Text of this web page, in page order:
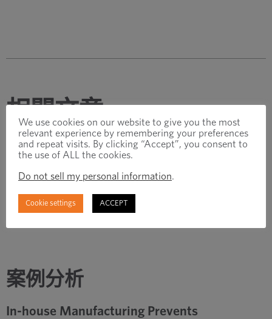
相關文章
案例分析
How the Quick Ship Manufacturing Program
Kept a Major Cummins Plant Running
案例分析
In-house Manufacturing Prevents
We use cookies on our website to give you the most
relevant experience by remembering your preferences
and repeat visits. By clicking “Accept”, you consent to
the use of ALL the cookies.
Do not sell my personal information.
Cookie settings ACCEPT